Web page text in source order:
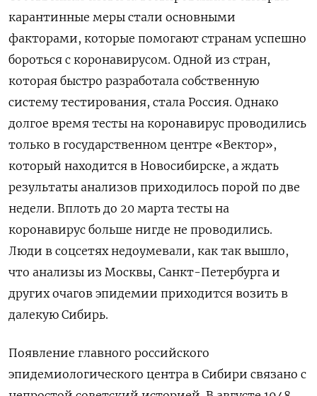
карантинные меры стали основными
факторами, которые помогают странам успешно
бороться с коронавирусом. Одной из стран,
которая быстро разработала собственную
систему тестирования, стала Россия. Однако
долгое время тесты на коронавирус проводились
только в государственном центре «Вектор»,
который находится в Новосибирске, а ждать
результаты анализов приходилось порой по две
недели. Вплоть до 20 марта тесты на
коронавирус больше нигде не проводились.
Люди в соцсетях недоумевали, как так вышло,
что анализы из Москвы, Санкт-Петербурга и
других очагов эпидемии приходится возить в
далекую Сибирь.
Появление главного российского
эпидемиологического центра в Сибири связано с